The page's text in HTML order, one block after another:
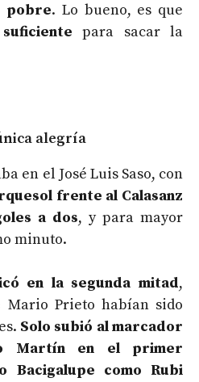
pobre. Lo bueno, es que
para sacar la
alegría
en el José Luis Saso, con
frente al Calasanz
a dos, y para mayor
minuto.
en la segunda mitad,
Mario Prieto habían sido
Solo subió al marcador
Martín en el primer
Bacigalupe como Rubi